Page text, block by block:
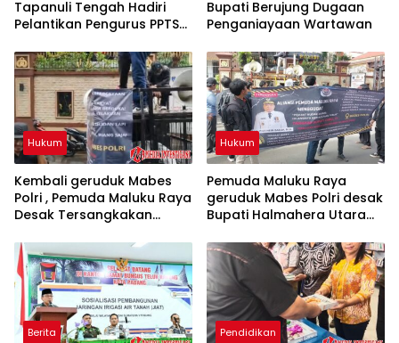
Tapanuli Tengah Hadiri
Pelantikan Pengurus PPTSB
Bupati Berujung Dugaan
Penganiayaan Wartawan
Hukum
Kembali geruduk Mabes
Polri , Pemuda Maluku Raya
Desak Tersangkakan
Hukum
Pemuda Maluku Raya
geruduk Mabes Polri desak
Bupati Halmahera Utara
Berita Pendidikan